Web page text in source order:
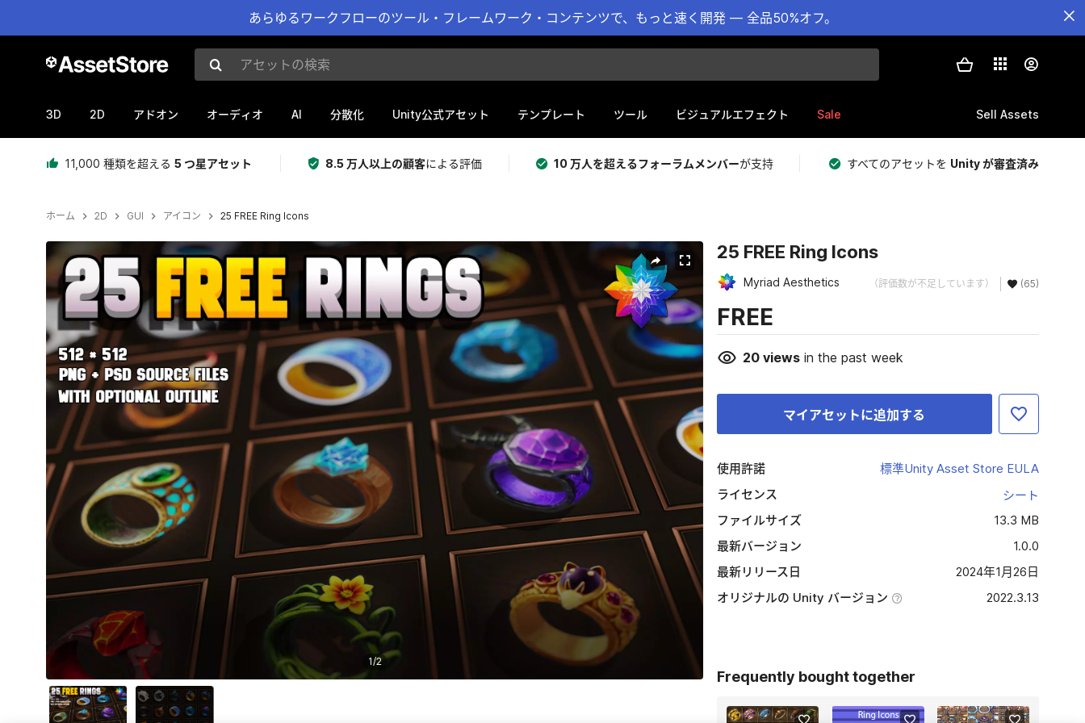
あらゆるワークフローのツール・フレームワーク・コンテンツで、もっと速く開発 — 全品50%オフ。
アセットの検索
3D 2D アドオン オーディオ AI 分散化 Unity公式アセット テンプレート ツール ビジュアルエフェクト Sale Sell Assets
11,000 種類を超える 5 つ星アセット 8.5 万人以上の顧客による評価 10 万人を超えるフォーラムメンバーが支持 すべてのアセットを Unity が審査済み
ホーム 2D GUI アイコン 25 FREE Ring Icons
現在のスライド：1 / 2
1/2
25 FREE Ring Icons
Myriad Aesthetics （評価数が不足しています） (65)
FREE
20viewsin the past week
マイアセットに追加する
使用許諾
標準Unity Asset Store EULA
ライセンス
シート
ファイルサイズ
13.3 MB
最新バージョン
1.0.0
最新リリース日
2024年1月26日
オリジナルの Unity バージョン
2022.3.13
Frequently bought together